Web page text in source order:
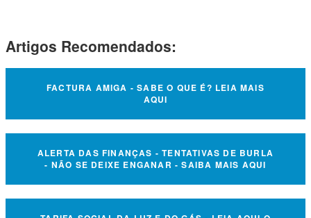
Artigos Recomendados:
FACTURA AMIGA - SABE O QUE É? LEIA MAIS
AQUI
ALERTA DAS FINANÇAS - TENTATIVAS DE BURLA
- NÃO SE DEIXE ENGANAR - SAIBA MAIS AQUI